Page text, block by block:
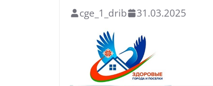
cge_1_drib 31.03.2025